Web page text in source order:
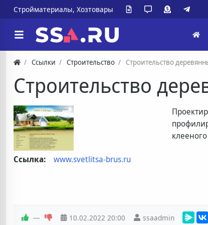
Стройматериалы, Хозтовары
Ссылки Строительство Строительство
Строительство
Ссылка: www.svetlitsa-brus.ru
— 10.02.2022 20:00 ssaadmin